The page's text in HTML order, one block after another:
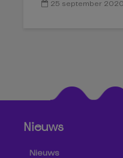
25 september 2020
Nieuws
Nieuws